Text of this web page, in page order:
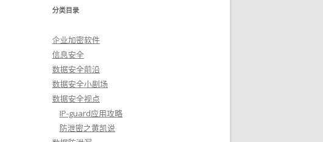
分类目录
企业加密软件
信息安全
数据安全前沿
数据安全小剧场
数据安全视点
IP-guard应用攻略
防泄密之黄凯说